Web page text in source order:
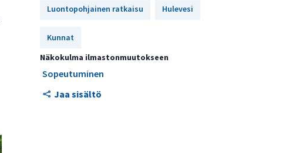
Luontopohjainen ratkaisu Hulevesi
Kunnat
Näkokulma ilmastonmuutokseen
Sopeutuminen
Jaa sisältö